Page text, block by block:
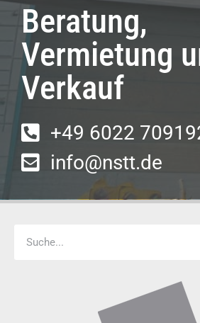
Beratung,
Vermietung
Verkauf
+49 6022
info@nstt.de